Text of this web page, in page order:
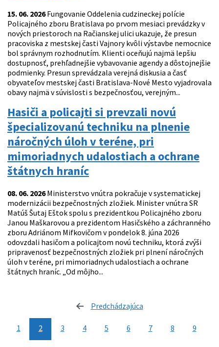
15. 06. 2026Fungovanie Oddelenia cudzineckej polície
Policajného zboru Bratislava po prvom mesiaci prevádzky v
nových priestoroch na Račianskej ulici ukazuje, že presun
pracoviska z mestskej časti Vajnory kvôli výstavbe nemocnice
bol správnym rozhodnutím. Klienti oceňujú najmä lepšiu
dostupnosť, prehľadnejšie vybavovanie agendy a dôstojnejšie
podmienky. Presun sprevádzala verejná diskusia a časť
obyvateľov mestskej časti Bratislava-Nové Mesto vyjadrovala
obavy najmä v súvislosti s bezpečnosťou, verejným...
Hasiči a policajti si prevzali novú
špecializovanú techniku na plnenie
náročných úloh v teréne, pri
mimoriadnych udalostiach a ochrane
štátnych hraníc
08. 06. 2026Ministerstvo vnútra pokračuje v systematickej
modernizácii bezpečnostných zložiek. Minister vnútra SR
Matúš Šutaj Eštok spolu s prezidentkou Policajného zboru
Janou Maškarovou a prezidentom Hasičského a záchranného
zboru Adriánom Mifkovičom v pondelok 8. júna 2026
odovzdali hasičom a policajtom novú techniku, ktorá zvýši
pripravenosť bezpečnostných zložiek pri plnení náročných
úloh v teréne, pri mimoriadnych udalostiach a ochrane
štátnych hraníc. „Od môjho...
Predchádzajúca
1 2 3 4 5 6 7 8 9